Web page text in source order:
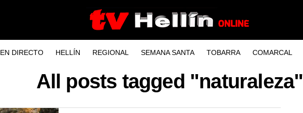
EN DIRECTO HELLÍN REGIONAL SEMANA SANTA TOBARRA COMARCAL
All posts tagged "naturaleza"